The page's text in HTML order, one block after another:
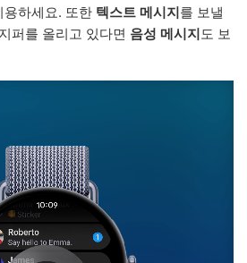
용하세요. 또한 텍스트 메시지를 보낼
퍼를 올리고 있다면 음성 메시지도 보